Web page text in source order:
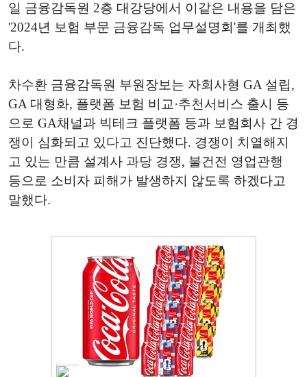
일 금융감독원 2층 대강당에서 이같은 내용을 담은
'2024년 보험 부문 금융감독 업무설명회'를 개최했
다.
차수환 금융감독원 부원장보는 자회사형 GA 설립,
GA 대형화, 플랫폼 보험 비교·추천서비스 출시 등
으로 GA채널과 빅테크 플랫폼 등과 보험회사 간 경
쟁이 심화되고 있다고 진단했다. 경쟁이 치열해지
고 있는 만큼 설계사 과당 경쟁, 불건전 영업관행
등으로 소비자 피해가 발생하지 않도록 하겠다고
말했다.